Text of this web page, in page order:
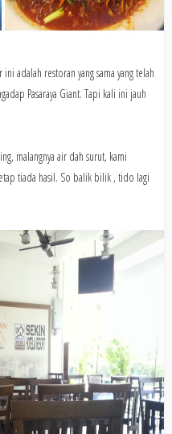
ini adalah restoran yang sama yang telah
Pasaraya Giant. Tapi kali ini jauh
malangnya air dah surut, kami
tiada hasil. So balik bilik , tido lagi